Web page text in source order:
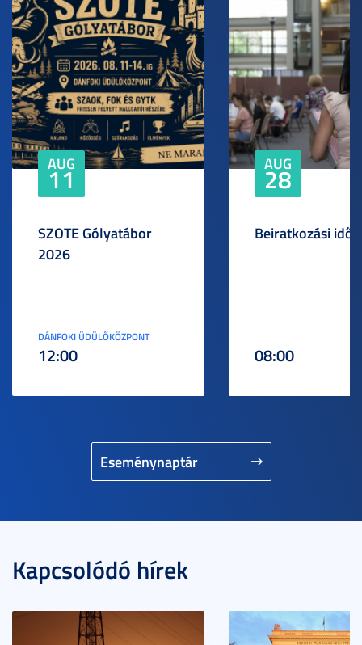
Eseménynaptár
AUG
11
SZOTE Gólyatábor
2026
DÁNFOKI ÜDÜLŐKÖZPONT
12:00
AUG
28
Beiratkozási
08:00
Kapcsolódó hírek